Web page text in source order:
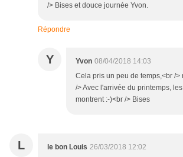
/> Bises et douce journée Yvon.
Répondre
Y Yvon 08/04/2018 14:03
Cela pris un peu de temps,<br />
/> Avec l'arrivée du printemps,
montrent :-)<br /> Bises
L le bon Louis 26/03/2018 12:02